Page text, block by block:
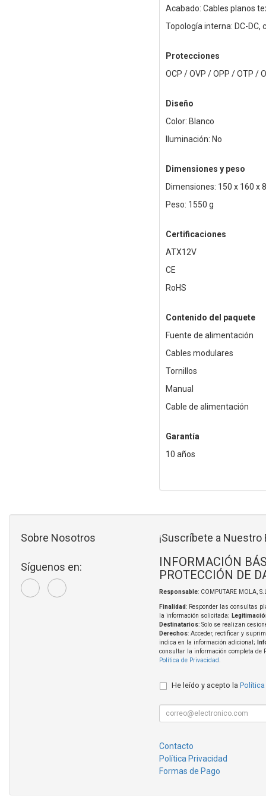
Acabado: Cables planos
Topología interna: DC-
Protecciones
OCP / OVP / OPP / OTP /
Diseño
Color: Blanco
Iluminación: No
Dimensiones y peso
Dimensiones: 150 x 160 x
Peso: 1550 g
Certificaciones
ATX12V
CE
RoHS
Contenido del paquete
Fuente de alimentación
Cables modulares
Tornillos
Manual
Cable de alimentación
Garantía
10 años
Sobre Nosotros
Síguenos en:
¡Suscríbete a Nuestro
INFORMACIÓN
PROTECCIÓN DE
Responsable: COMPUTARE MOLA,
Finalidad: Responder las consultas
la información solicitada;
Destinatarios: Solo se realizan
Derechos: Acceder, rectificar y
indica en la información adicional;
consultar la información completa de
Política de Privacidad
He leído y acepto la Política
Contacto
Política Privacidad
Formas de Pago